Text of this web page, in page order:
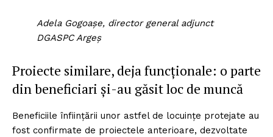
Adela Gogoașe, director general adjunct
DGASPC Argeș
Proiecte similare, deja funcționale: o parte
din beneficiari și-au găsit loc de muncă
Beneficiile înființării unor astfel de locuințe protejate au
fost confirmate de proiectele anterioare, dezvoltate